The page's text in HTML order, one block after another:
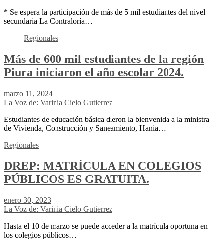
* Se espera la participación de más de 5 mil estudiantes del nivel
secundaria La Contraloría…
Regionales
Más de 600 mil estudiantes de la región
Piura iniciaron el año escolar 2024.
marzo 11, 2024
La Voz de: Varinia Cielo Gutierrez
Estudiantes de educación básica dieron la bienvenida a la ministra
de Vivienda, Construcción y Saneamiento, Hania…
Regionales
DREP: MATRÍCULA EN COLEGIOS
PÚBLICOS ES GRATUITA.
enero 30, 2023
La Voz de: Varinia Cielo Gutierrez
Hasta el 10 de marzo se puede acceder a la matrícula oportuna en
los colegios públicos…